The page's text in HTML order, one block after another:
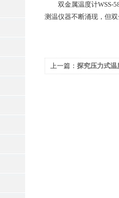
双金属温度计WSS-
测温仪器不断涌现，但
上一篇： 探究压力式温